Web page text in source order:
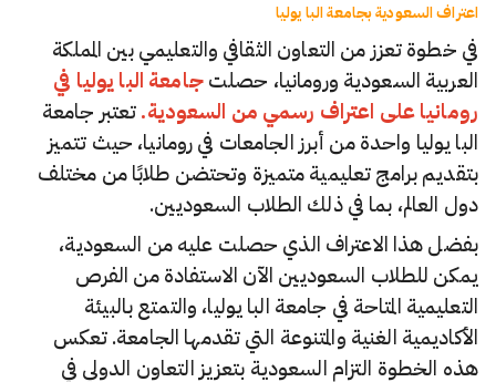
اعتراف السعودية بجامعة البا يوليا
في خطوة تعزز من التعاون الثقافي والتعليمي بين المملكة
العربية السعودية ورومانيا، حصلتجامعة البا يوليا في
رومانيا على اعتراف رسمي من السعودية. تعتبر جامعة
البا يوليا واحدة من أبرز الجامعات في رومانيا، حيث تتميز
بتقديم برامج تعليمية متميزة وتحتضن طلابًا من مختلف
دول العالم، بما في ذلك الطلاب السعوديين.
بفضل هذا الاعتراف الذي حصلت عليه من السعودية،
يمكن للطلاب السعوديين الآن الاستفادة من الفرص
التعليمية المتاحة في جامعة البا يوليا، والتمتع بالبيئة
الأكاديمية الغنية والمتنوعة التي تقدمها الجامعة. تعكس
هذه الخطوة التزام السعودية بتعزيز التعاون الدولي في